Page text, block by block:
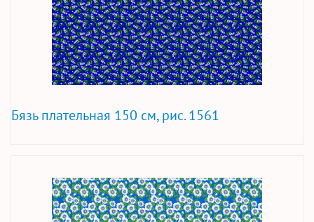
Бязь плательная 150 см, рис. 1561